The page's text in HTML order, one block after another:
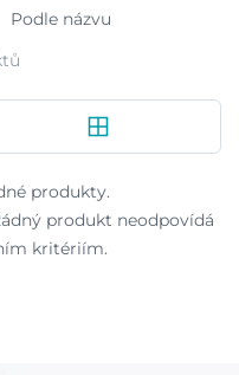
Podle názvu
produkty.
produkt neodpovídá
kritériím.